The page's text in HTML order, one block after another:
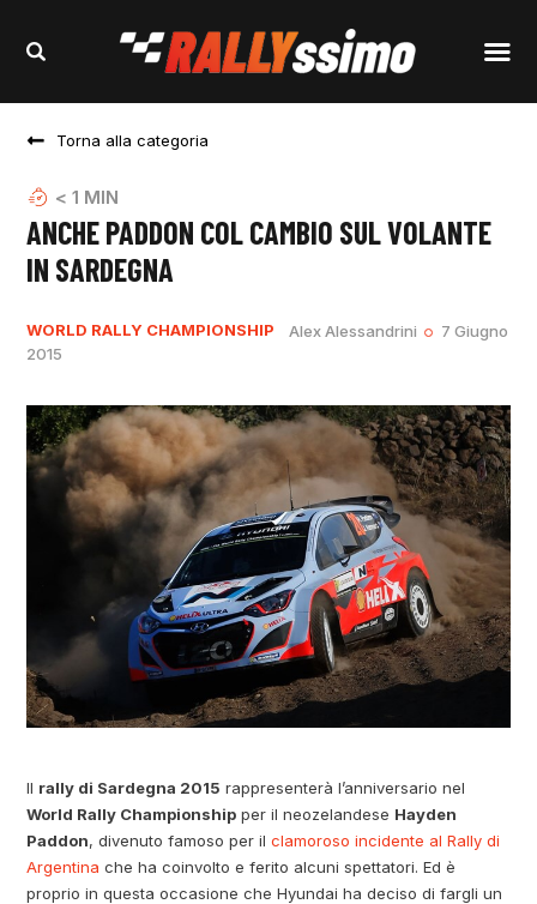
Torna alla categoria
< 1 MIN
ANCHE PADDON COL CAMBIO SUL VOLANTE
IN SARDEGNA
WORLD RALLY CHAMPIONSHIP Alex Alessandrini
7 Giugno
2015
Il rally di Sardegna 2015 rappresenterà l’anniversario nel
World Rally Championship per il neozelandese Hayden
Paddon, divenuto famoso per ilclamoroso incidente al Rally di
Argentinache ha coinvolto e ferito alcuni spettatori. Ed è
proprio in questa occasione che Hyundai ha deciso di fargli un